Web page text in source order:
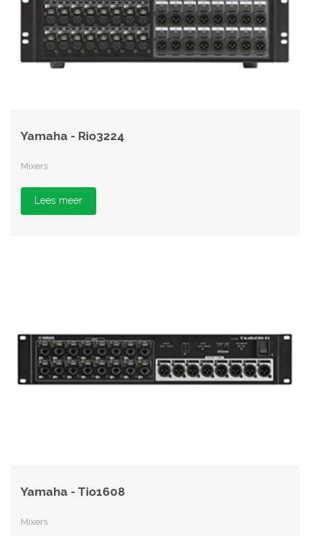
Yamaha - Rio3224
Mixers
Lees meer
Yamaha - Tio1608
Mixers